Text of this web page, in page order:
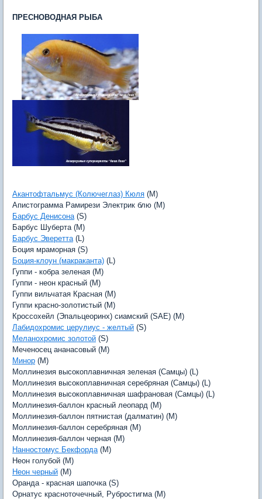
ПРЕСНОВОДНАЯ РЫБА
Акантофтальмус (Колючеглаз) Кюля (M)
Апистограмма Рамирези Электрик блю (M)
Барбус Денисона(S)
Барбус Шуберта (M)
Барбус Эверетта(L)
Боция мраморная (S)
Боция-клоун (макраканта) (L)
Гуппи - кобра зеленая (M)
Гуппи - неон красный (M)
Гуппи вильчатая Красная (M)
Гуппи красно-золотистый (M)
Кроссохейл (Эпальцеоринх) сиамский (SAE) (M)
Лабидохромис церулиус - желтый (S)
Меланохромис золотой (S)
Меченосец ананасовый (M)
Минор (M)
Моллинезия высокоплавничная зеленая (Самцы) (L)
Моллинезия высокоплавничная серебряная (Самцы) (L)
Моллинезия высокоплавничная шафрановая (Самцы) (L)
Моллинезия-баллон красный леопард (M)
Моллинезия-баллон пятнистая (далматин) (M)
Моллинезия-баллон серебряная (M)
Моллинезия-баллон черная (M)
Нанностомус Бекфорда(M)
Неон голубой (M)
Неон черный (M)
Оранда - красная шапочка (S)
Орнатус красноточечный, Рубростигма (M)